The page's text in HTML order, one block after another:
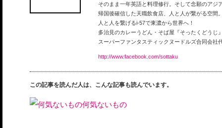
そのまま一年英語と料理修行。そして念願のアジ
帰国後確信した天職飲食店、人と人が繋がる空間
人と人を繋げるi-57で東濃から世界へ！
多治見のカレーうどん・そば屋『そったくどうじ
スーパーファンタスティックヌードルズ合同会
http://www.facebook.com/sottaku
この記事を読んだ人は、こんな記事も読んでいます。
何気ないもの